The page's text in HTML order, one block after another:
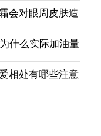
会对眼周皮肤造
什么实际加油量
相处有哪些注意